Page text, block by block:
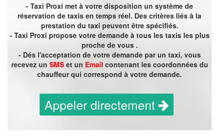
- Taxi Proxi met à votre disposition un système de
réservation de taxis en temps réel. Des critères liés à la
prestation du taxi peuvent être spécifiés.
- Taxi Proxi propose votre demande à tous les taxis les plus
proche de vous .
- Dés l'acceptation de votre demande par un taxi, vous
recevez un SMSet un Email contenant les coordonnées du
chauffeur qui correspond à votre demande.
Appeler directement